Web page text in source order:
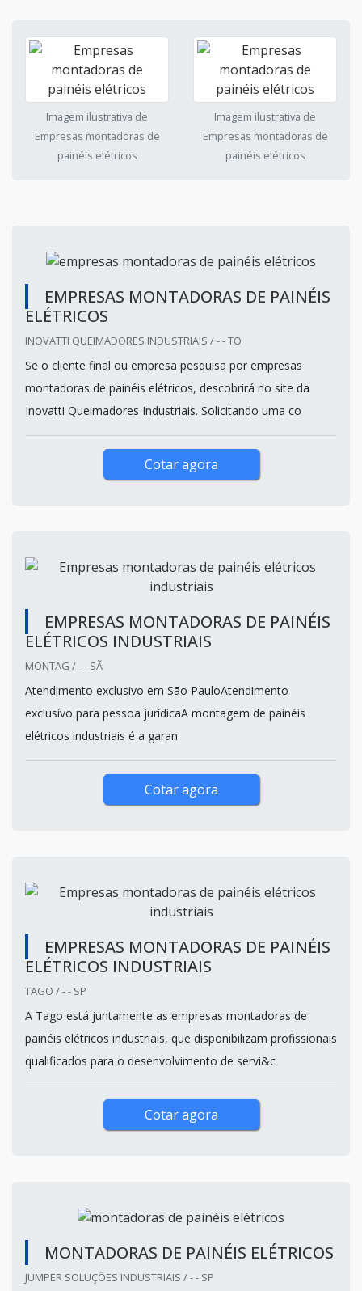
Imagem ilustrativa de
Empresas montadoras de
painéis elétricos
Imagem ilustrativa de
Empresas montadoras de
painéis elétricos
EMPRESAS MONTADORAS DE PAINÉIS
ELÉTRICOS
INOVATTI QUEIMADORES INDUSTRIAIS / - - TO
Se o cliente final ou empresa pesquisa por empresas
montadoras de painéis elétricos, descobrirá no site da
Inovatti Queimadores Industriais. Solicitando uma co
Cotar agora
EMPRESAS MONTADORAS DE PAINÉIS
ELÉTRICOS INDUSTRIAIS
MONTAG / - - SÃ
Atendimento exclusivo em São PauloAtendimento
exclusivo para pessoa jurídicaA montagem de painéis
elétricos industriais é a garan
Cotar agora
EMPRESAS MONTADORAS DE PAINÉIS
ELÉTRICOS INDUSTRIAIS
TAGO / - - SP
A Tago está juntamente as empresas montadoras de
painéis elétricos industriais, que disponibilizam profissionais
qualificados para o desenvolvimento de servi&c
Cotar agora
MONTADORAS DE PAINÉIS ELÉTRICOS
JUMPER SOLUÇÕES INDUSTRIAIS / - - SP